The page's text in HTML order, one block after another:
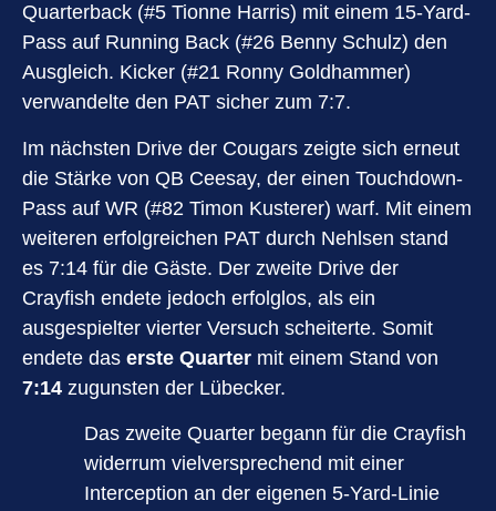
Quarterback (#5 Tionne Harris) mit einem 15-Yard-
Pass auf Running Back (#26 Benny Schulz) den
Ausgleich. Kicker (#21 Ronny Goldhammer)
verwandelte den PAT sicher zum 7:7.
Im nächsten Drive der Cougars zeigte sich erneut
die Stärke von QB Ceesay, der einen Touchdown-
Pass auf WR (#82 Timon Kusterer) warf. Mit einem
weiteren erfolgreichen PAT durch Nehlsen stand
es 7:14 für die Gäste. Der zweite Drive der
Crayfish endete jedoch erfolglos, als ein
ausgespielter vierter Versuch scheiterte. Somit
endete das erste Quarter mit einem Stand von
7:14 zugunsten der Lübecker.
Das zweite Quarter begann für die Crayfish
widerrum vielversprechend mit einer
Interception an der eigenen 5-Yard-Linie